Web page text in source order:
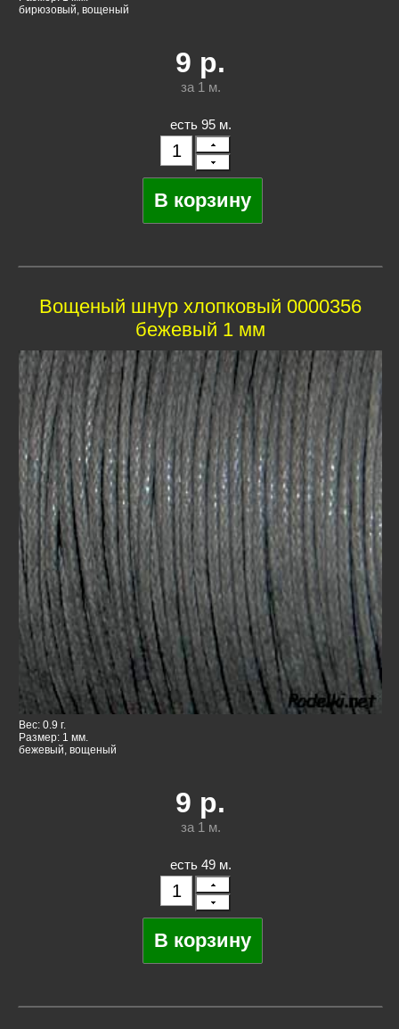
бирюзовый, вощеный
9 р.
за 1 м.
есть 95 м.
Вощеный шнур хлопковый 0000356
бежевый 1 мм
Вес: 0.9 г.
Размер: 1 мм.
бежевый, вощеный
9 р.
за 1 м.
есть 49 м.